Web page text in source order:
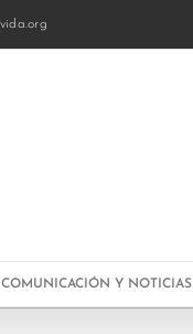
COMUNICACIÓN Y NOTICIAS